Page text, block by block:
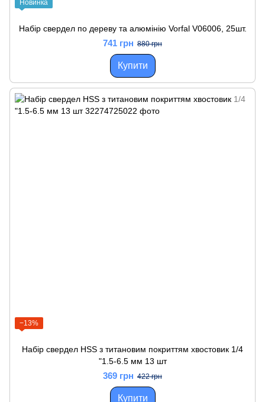
Новинка
Набір свердел по дереву та алюмінію Vorfal V06006, 25шт.
741 грн 880 грн
Купити
−13%
Набір свердел HSS з титановим покриттям хвостовик 1/4
"1.5-6.5 мм 13 шт
369 грн 422 грн
Купити